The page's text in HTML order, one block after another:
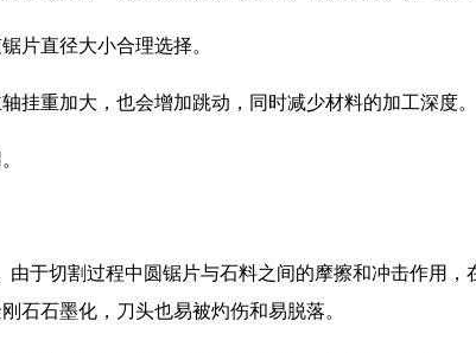
直径大小合理选择。
重加大，也会增加跳动，同时减少材料的加工深度。
切割过程中圆锯片与石料之间的摩擦和冲击作用，
石石墨化，刀头也易被灼伤和易脱落。